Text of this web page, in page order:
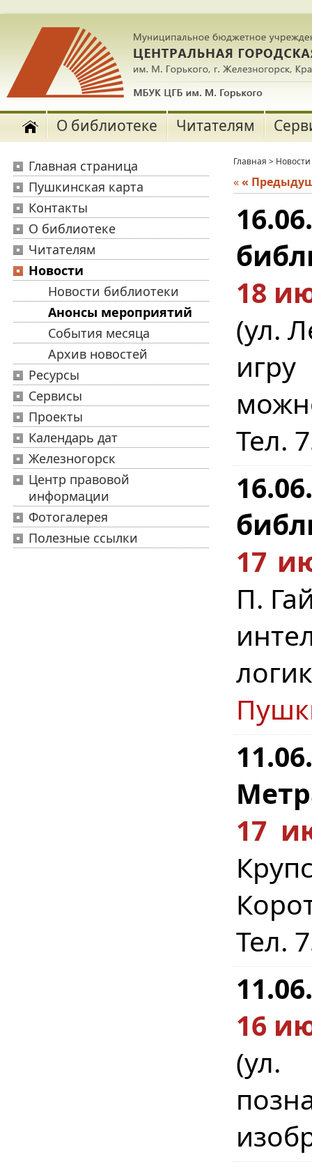
О библиотеке Читателям
Главная страница
Пушкинская карта
Контакты
О библиотеке
Читателям
Новости
Новости библиотеки
Анонсы мероприятий
События месяца
Архив новостей
Ресурсы
Сервисы
Проекты
Календарь дат
Железногорск
Центр правовой
информации
Фотогалерея
Полезные ссылки
Главная > Новости
««
18
(ул.
Тел.
17
П.
17
Тел.
16